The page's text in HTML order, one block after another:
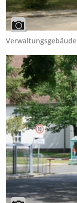
Verwaltungsgebäude